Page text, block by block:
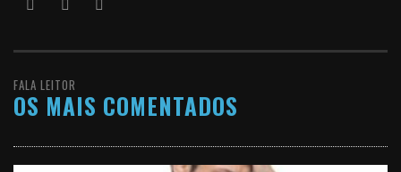
FALA LEITOR
OS MAIS COMENTADOS